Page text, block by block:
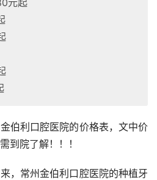
伯利口腔医院的价格表，文中价
到院了解！！！
，常州金伯利口腔医院的种植牙